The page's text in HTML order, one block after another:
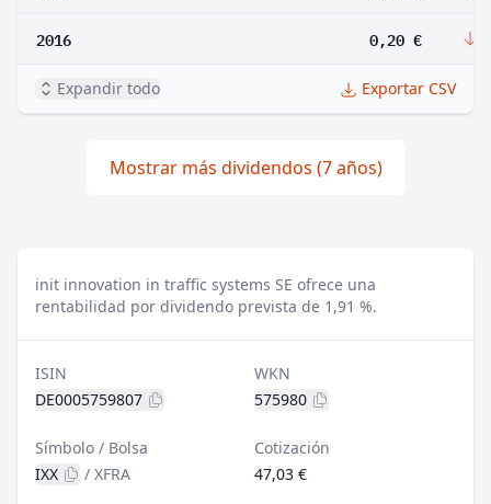
2016 0,20 €
Expandir todo Exportar CSV
Mostrar más dividendos (7 años)
init innovation in traffic systems SE ofrece una
rentabilidad por dividendo prevista de 1,91 %.
ISIN
DE0005759807
WKN
575980
Símbolo / Bolsa
IXX
/ XFRA
Cotización
47,03 €